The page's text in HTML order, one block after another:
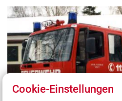
Cookie-Einstellungen